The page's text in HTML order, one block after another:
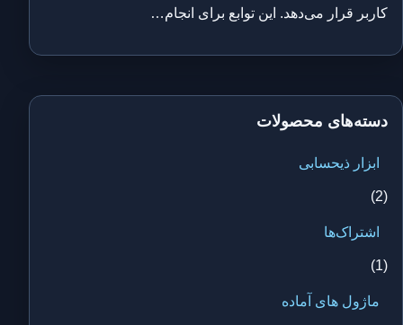
کاربر قرار می‌دهد. این توابع برای انجام…
دسته‌های محصولات
ابزار ذیحسابی
(2)
اشتراک‌ها
(1)
ماژول های آماده